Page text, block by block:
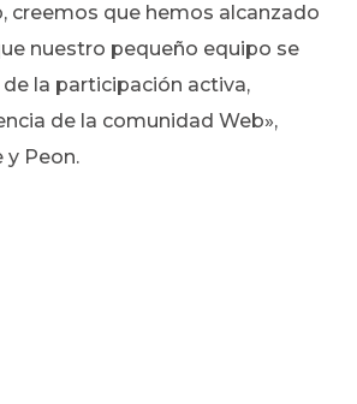
creemos que hemos alcanzado
nuestro pequeño equipo se
la participación activa,
de la comunidad Web»,
y Peon.